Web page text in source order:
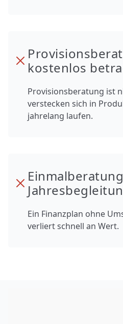
kostenlos
Provisionsberatung ist
verstecken sich in
jahrelang laufen.
Ein Finanzplan ohne
verliert schnell an Wert.